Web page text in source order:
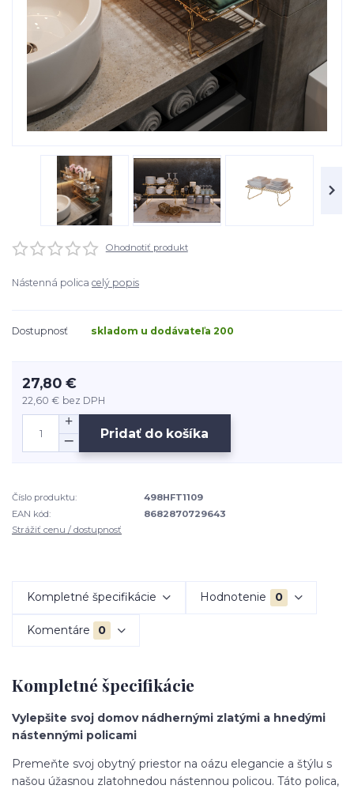
Ohodnotiť produkt
Nástenná polica celý popis
Dostupnosť skladom u dodávateľa 200
27,80 €
22,60 € bez DPH
Pridať do košíka
Číslo produktu:
498HFT1109
EAN kód:
8682870729643
Strážiť cenu / dostupnosť
Kompletné špecifikácie Hodnotenie 0
Komentáre 0
Kompletné špecifikácie
Vylepšite svoj domov nádhernými zlatými a hnedými
nástennými policami
Premeňte svoj obytný priestor na oázu elegancie a štýlu s
našou úžasnou zlatohnedou nástennou policou. Táto polica,